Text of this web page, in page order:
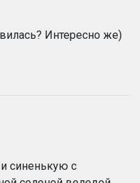
Интересно же)
и синенькую с